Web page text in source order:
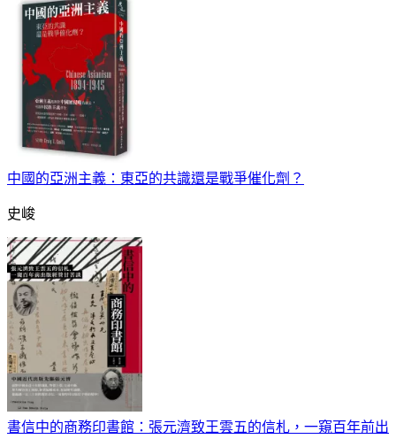
中國的亞洲主義：東亞的共識還是戰爭催化劑？
史峻
書信中的商務印書館：張元濟致王雲五的信札，一窺百年前出